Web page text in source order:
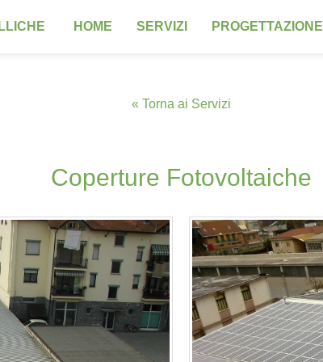
HOME SERVIZI PROGETTAZIONE
« Torna ai Servizi
Coperture Fotovoltaiche